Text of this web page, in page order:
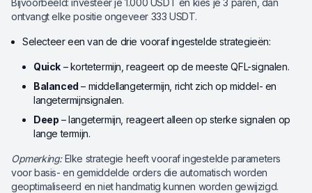
Bijvoorbeeld: investeer je 1.000 USDT en kies je 3 paren, dan
ontvangt elke positie ongeveer 333 USDT.
Selecteer een van de drie vooraf ingestelde strategieën:
Quick – kortetermijn, reageert op de meeste QFL-signalen.
Balanced – middellangetermijn, richt zich op middel- en
langetermijnsignalen.
Deep – langetermijn, reageert alleen op sterke signalen op
lange termijn.
Opmerking:Elke strategie heeft vooraf ingestelde parameters
voor basis- en gemiddelde orders die automatisch worden
geoptimaliseerd en niet handmatig kunnen worden gewijzigd.